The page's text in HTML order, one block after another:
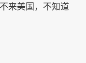
来美国，不知道